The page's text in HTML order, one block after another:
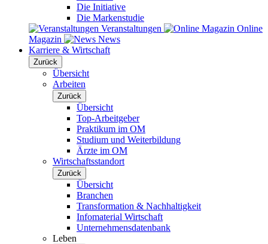
Die Initiative
Die Markenstudie
Veranstaltungen
Online
Magazin
News
Karriere & Wirtschaft
Zurück
Übersicht
Arbeiten
Zurück
Übersicht
Top-Arbeitgeber
Praktikum im OM
Studium und Weiterbildung
Ärzte im OM
Wirtschaftsstandort
Zurück
Übersicht
Branchen
Transformation & Nachhaltigkeit
Infomaterial Wirtschaft
Unternehmensdatenbank
Leben